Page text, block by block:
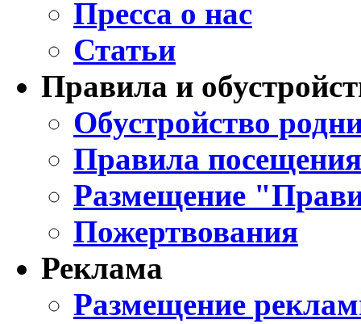
Пресса о нас
Статьи
Правила и
Обустройство
Правила
Размещение
Пожертвования
Реклама
Размещение